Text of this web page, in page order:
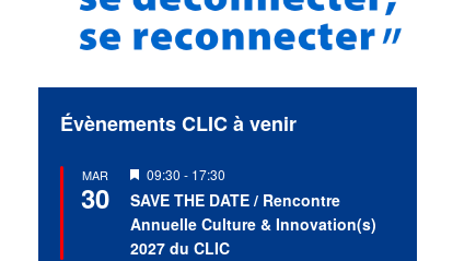
Évènements CLIC à venir
MAR
30
Mis
en
avant
09:30 - 17:30
SAVE THE DATE / Rencontre
Annuelle Culture & Innovation(s)
2027 du CLIC